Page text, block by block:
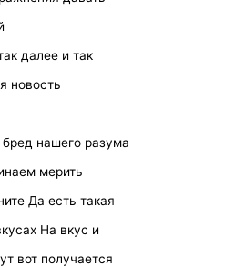
далее и так
новость
нашего разума
мерить
Да есть такая
На вкус и
вот получается